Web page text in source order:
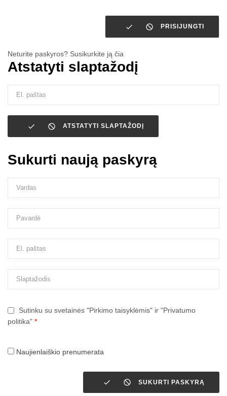
  PRISIJUNGTI
Neturite paskyros? Susikurkite ją čia
Atstatyti slaptažodį
  ATSTATYTI SLAPTAŽODĮ
Sukurti naują paskyrą
Sutinku su svetainės "Pirkimo taisyklėmis" ir "Privatumo
politika" *
Naujienlaiškio prenumerata
  SUKURTI PASKYRĄ